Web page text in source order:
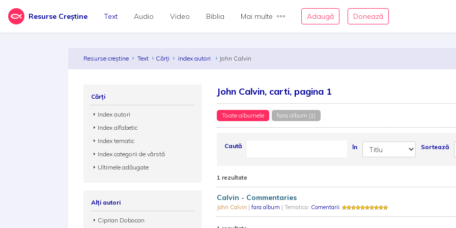
Resurse Creștine Text Audio Video Biblia Mai multe Adaugă Donează
Resurse creștine Text Cărți Index autori John Calvin
John Calvin, carti, pagina 1
Toate albumele fara album (1)
Caută în Sortează
1 rezultate
Calvin - Commentaries
John Calvin | fara album | Tematica: Comentarii
Cărți
Index autori
Index alfabetic
Index tematic
Index categorii de vârstă
Ultimele adăugate
Alți autori
Ciprian Dobocan